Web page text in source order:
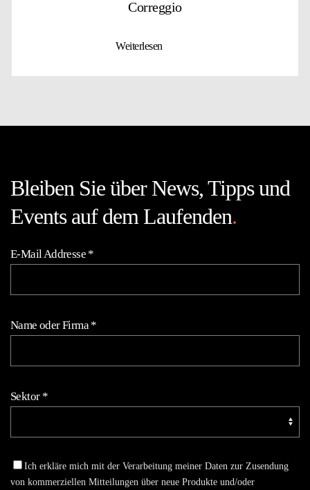
Correggio
Weiterlesen
Bleiben Sie über News, Tipps und
Events auf dem Laufenden.
E-Mail Addresse *
Name oder Firma*
Sektor *
Ich erkläre mich mit der Verarbeitung meiner Daten zur Zusendung
von kommerziellen Mitteilungen über neue Produkte und/oder